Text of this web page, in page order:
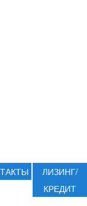
ЛИЗИНГ/
КРЕДИТ